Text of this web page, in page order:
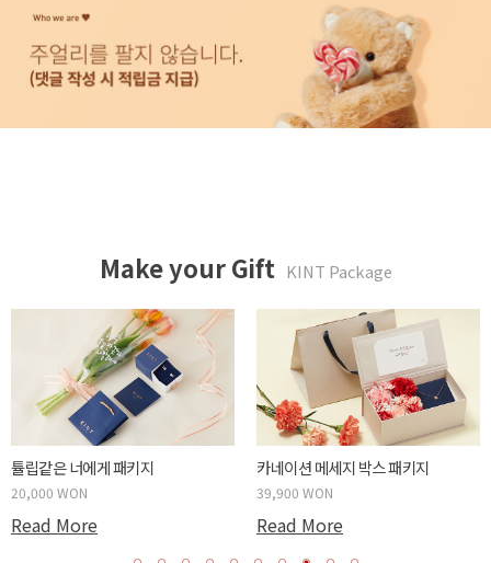
Make your Gift KINT Package
핑크베어 패키지
49,900 WON
Read More
플라워(생화) 패키지
59,900 WON
Read More